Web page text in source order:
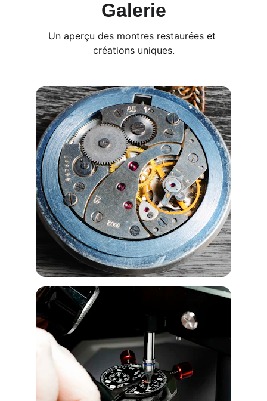
Galerie
Un aperçu des montres restaurées et
créations uniques.